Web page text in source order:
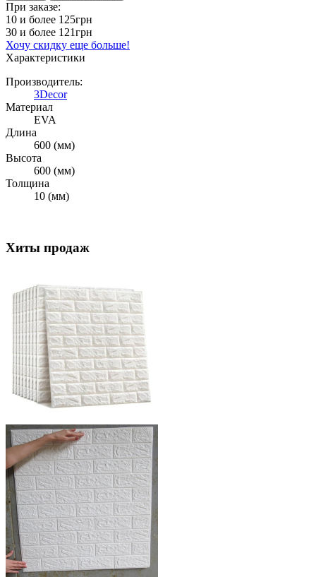
При заказе:
10 и более 125грн
30 и более 121грн
Хочу скидку еще больше!
Характеристики
Производитель:
3Decor
Материал
EVA
Длина
600 (мм)
Высота
600 (мм)
Толщина
10 (мм)
Хиты продаж